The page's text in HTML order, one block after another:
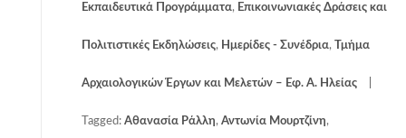
Εκπαιδευτικά Προγράμματα, Επικοινωνιακές Δράσεις και
Πολιτιστικές Εκδηλώσεις, Ημερίδες - Συνέδρια, Τμήμα
Αρχαιολογικών Έργων και Μελετών – Εφ. Α. Ηλείας
Tagged: Αθανασία Ράλλη, Αντωνία Μουρτζίνη,